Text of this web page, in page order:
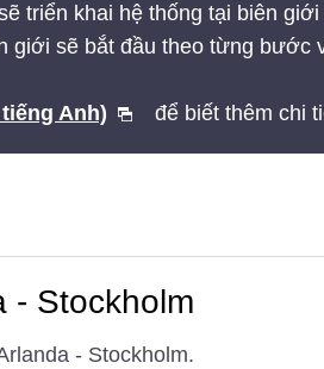
triển khai hệ thống tại biên
sẽ bắt đầu theo từng bước
Anh) để biết thêm chi
- Stockholm
- Stockholm.